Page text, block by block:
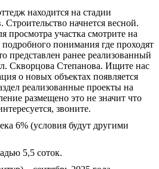
находится на стадии
Строительство начнется весной.
просмотра участка смотрите на
подробного понимания где проходят
представлен ранее реализованный
Скворцова Степанова. Ищите нас
о новых объектах появляется
реализованные проекты на
размещено это не значит что
звоните.
6% (условия будут другими
5,5 соток.